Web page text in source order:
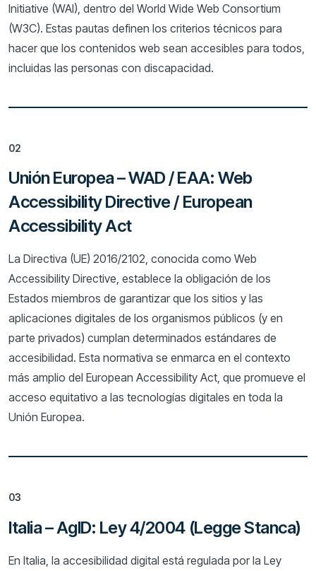
Initiative (WAI), dentro del World Wide Web Consortium
(W3C). Estas pautas definen los criterios técnicos para
hacer que los contenidos web sean accesibles para todos,
incluidas las personas con discapacidad.
02
Unión Europea – WAD / EAA: Web
Accessibility Directive / European
Accessibility Act
La Directiva (UE) 2016/2102, conocida como Web
Accessibility Directive, establece la obligación de los
Estados miembros de garantizar que los sitios y las
aplicaciones digitales de los organismos públicos (y en
parte privados) cumplan determinados estándares de
accesibilidad. Esta normativa se enmarca en el contexto
más amplio del European Accessibility Act, que promueve el
acceso equitativo a las tecnologías digitales en toda la
Unión Europea.
03
Italia – AgID: Ley 4/2004 (Legge Stanca)
En Italia, la accesibilidad digital está regulada por la Ley